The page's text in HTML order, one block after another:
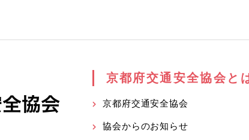
京都府交通安全協会と
京都府交通安全協会
協会からのお知らせ